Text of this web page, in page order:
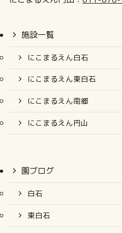
施設一覧
にこまるえん白石
にこまるえん東白石
にこまるえん南郷
にこまるえん円山
園ブログ
白石
東白石